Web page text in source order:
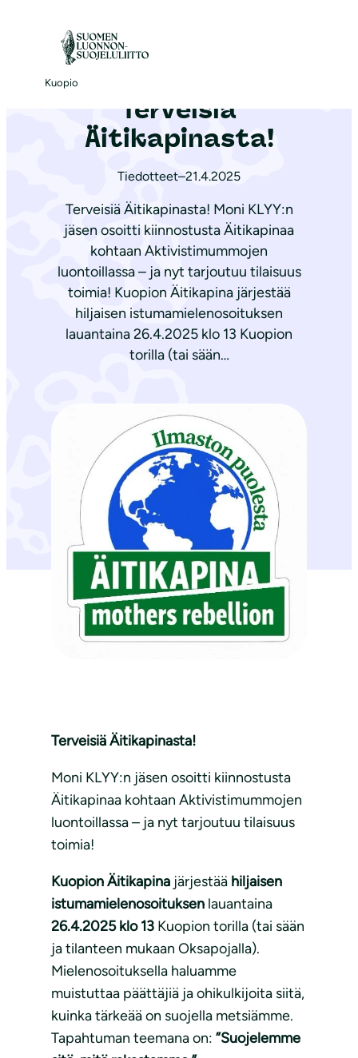
Kuopio
Etusivu|Ajankohtaista
Terveisiä
Äitikapinasta!
Tiedotteet–21.4.2025
Terveisiä Äitikapinasta! Moni KLYY:n
jäsen osoitti kiinnostusta Äitikapinaa
kohtaan Aktivistimummojen
luontoillassa – ja nyt tarjoutuu tilaisuus
toimia! Kuopion Äitikapina järjestää
hiljaisen istumamielenosoituksen
lauantaina 26.4.2025 klo 13 Kuopion
torilla (tai sään…
Terveisiä Äitikapinasta!
Moni KLYY:n jäsen osoitti kiinnostusta
Äitikapinaa kohtaan Aktivistimummojen
luontoillassa – ja nyt tarjoutuu tilaisuus
toimia!
Kuopion Äitikapina järjestää hiljaisen
istumamielenosoituksen lauantaina
26.4.2025 klo 13 Kuopion torilla (tai sään
ja tilanteen mukaan Oksapojalla).
Mielenosoituksella haluamme
muistuttaa päättäjiä ja ohikulkijoita siitä,
kuinka tärkeää on suojella metsiämme.
Tapahtuman teemana on: ”Suojelemme